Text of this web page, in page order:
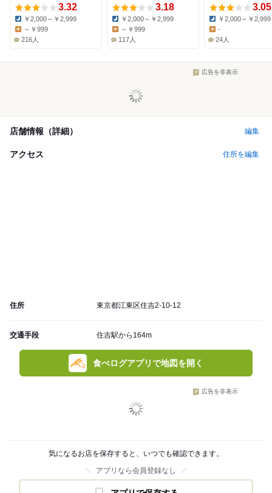
3.32
Dinner:
￥2,000～￥2,999
～￥999
216人
3.18
Dinner:
￥2,000～￥2,999
～￥999
117人
3.05
Dinner:
￥2,000～￥2,999
Lunch:
-
24人
広告を非表示
店舗情報（詳細） 編集
アクセス 住所を編集
住所 東京都江東区住吉2-10-12
交通手段 住吉駅から164m
食べログアプリで地図を開く
広告を非表示
気になるお店を保存すると、いつでも確認できます。
アプリなら会員登録なし